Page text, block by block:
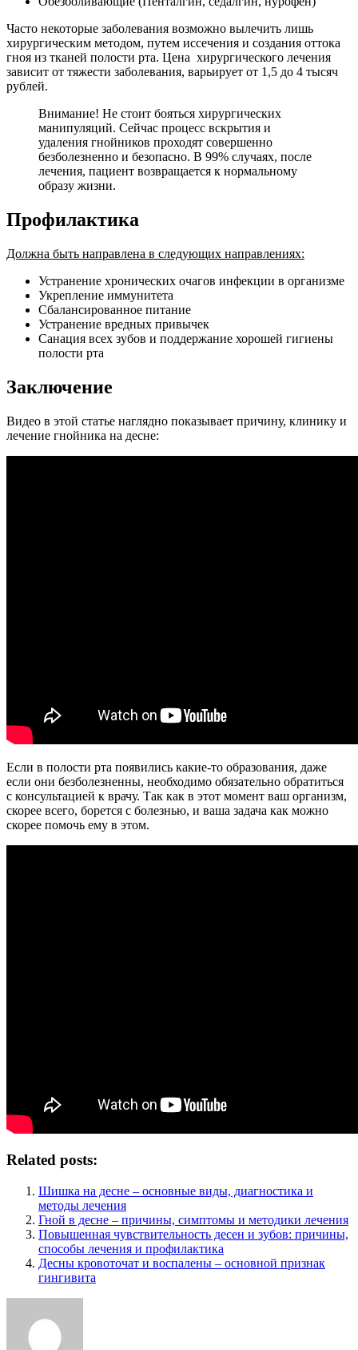
Часто некоторые заболевания возможно вылечить лишь
хирургическим методом, путем иссечения и создания оттока
гноя из тканей полости рта. Цена хирургического лечения
зависит от тяжести заболевания, варьирует от 1,5 до 4 тысяч
рублей.
Внимание! Не стоит бояться хирургических
манипуляций. Сейчас процесс вскрытия и
удаления гнойников проходят совершенно
безболезненно и безопасно. В 99% случаях, после
лечения, пациент возвращается к нормальному
образу жизни.
Профилактика
Должна быть направлена в следующих направлениях:
Устранение хронических очагов инфекции в организме
Укрепление иммунитета
Сбалансированное питание
Устранение вредных привычек
Санация всех зубов и поддержание хорошей гигиены
полости рта
Заключение
Видео в этой статье наглядно показывает причину, клинику и
лечение гнойника на десне:
Если в полости рта появились какие-то образования, даже
если они безболезненны, необходимо обязательно обратиться
с консультацией к врачу. Так как в этот момент ваш организм,
скорее всего, борется с болезнью, и ваша задача как можно
скорее помочь ему в этом.
Related posts:
Шишка на десне – основные виды, диагностика и
методы лечения
Гной в десне – причины, симптомы и методики лечения
Повышенная чувствительность десен и зубов: причины,
способы лечения и профилактика
Десны кровоточат и воспалены – основной признак
гингивита